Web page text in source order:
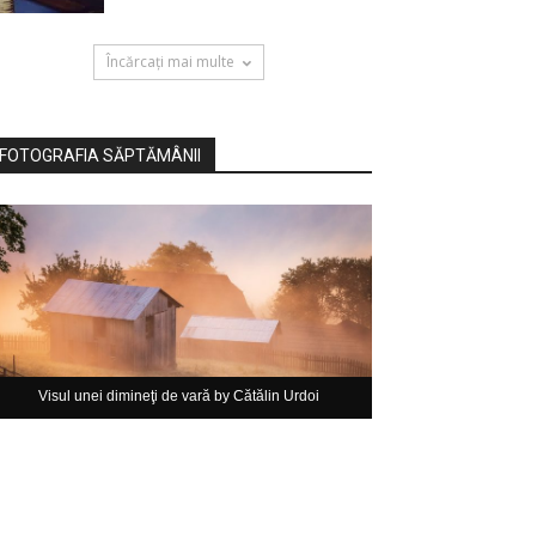
Încărcați mai multe
FOTOGRAFIA SĂPTĂMÂNII
Visul unei dimineţi de vară by Cătălin Urdoi